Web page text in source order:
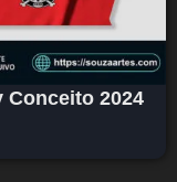
Conceito 2024